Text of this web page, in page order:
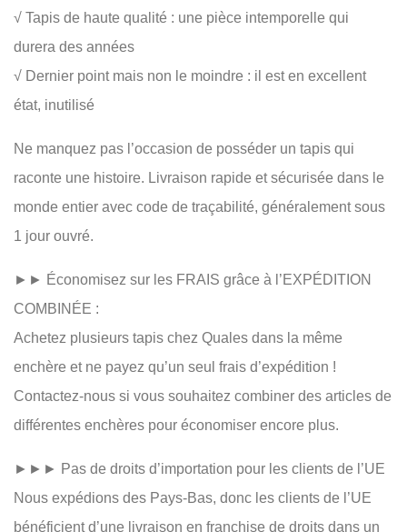
√ Tapis de haute qualité : une pièce intemporelle qui
durera des années
√ Dernier point mais non le moindre : il est en excellent
état, inutilisé
Ne manquez pas l’occasion de posséder un tapis qui
raconte une histoire. Livraison rapide et sécurisée dans le
monde entier avec code de traçabilité, généralement sous
1 jour ouvré.
►► Économisez sur les FRAIS grâce à l’EXPÉDITION
COMBINÉE :
Achetez plusieurs tapis chez Quales dans la même
enchère et ne payez qu’un seul frais d’expédition !
Contactez-nous si vous souhaitez combiner des articles de
différentes enchères pour économiser encore plus.
►►► Pas de droits d’importation pour les clients de l’UE
Nous expédions des Pays-Bas, donc les clients de l’UE
bénéficient d’une livraison en franchise de droits dans un